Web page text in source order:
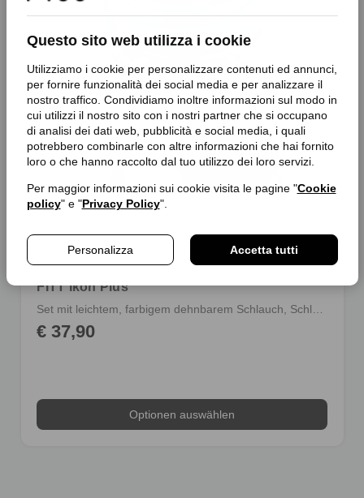
Questo sito web utilizza i cookie
Utilizziamo i cookie per personalizzare contenuti ed annunci,
per fornire funzionalità dei social media e per analizzare il
nostro traffico. Condividiamo inoltre informazioni sul modo in
cui utilizzi il nostro sito con i nostri partner che si occupano
di analisi dei dati web, pubblicità e social media, i quali
potrebbero combinarle con altre informazioni che hai fornito
loro o che hanno raccolto dal tuo utilizzo dei loro servizi.
Per maggior informazioni sui cookie visita le pagine "Cookie
policy" e "Privacy Policy".
Personalizza Accetta tutti
FITT Ikon Plus
Set mit leichtem, farbigem dehnbarem Schlauch, Schlauchverbindern und Multijet-Gießpistole, Adapter für Wasserhähne und Halterung zum Aufhängen
€ 37,90
Optionen auswählen